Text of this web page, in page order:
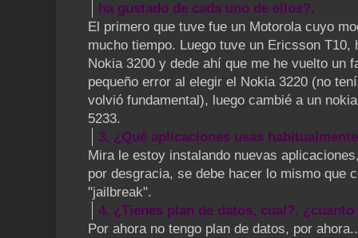
ha gustado de cada uno de ellos?.
El primero que tuve fue un Motorola cuyo
mucho tiempo. Luego tuve un Ericsson
Nokia 3200 y dede ahí que me he vuelto un
pequeño error al elegir el Nokia 3220 (no
volvió fundamental), luego cambié a un
5233.
3. ¿Qué aplicaciones usas
Mira le estoy instalando nuevas
por desgracia, se debe hacer lo mismo que
"jailbreak".
4. ¿Tienes plan de datos, cual?,
Por ahora no tengo plan de datos, por